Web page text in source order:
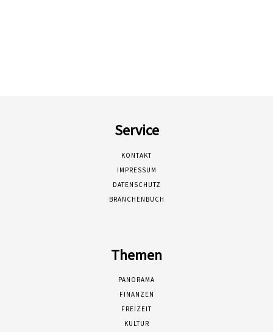
Service
KONTAKT
IMPRESSUM
DATENSCHUTZ
BRANCHENBUCH
Themen
PANORAMA
FINANZEN
FREIZEIT
KULTUR